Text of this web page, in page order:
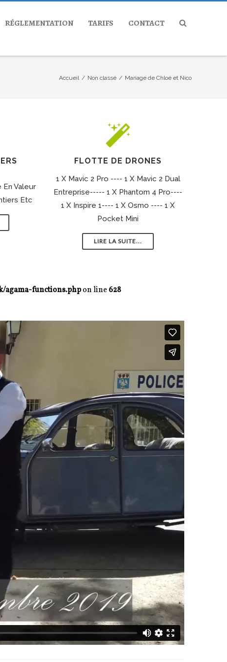
RÉGLEMENTATION TARIFS CONTACT
Accueil / Non classé / Mariage de Chloé et Nico
Valeur
Etc
FLOTTE DE DRONES
1 X Mavic 2 Pro ---- 1 X Mavic 2 Dual
Entreprise----- 1 X Phantom 4 Pro----
1 X Inspire 1---- 1 X Osmo ---- 1 X
Pocket Mini
LIRE LA SUITE...
agama-functions.phpon line 628